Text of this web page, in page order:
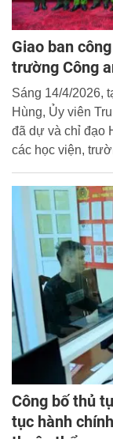
Giao ban
trường Công
Sáng 14/4/2026,
Hùng, Ủy viên
đã dự và chỉ đạo
các học viện,
Công bố thủ
tục hành